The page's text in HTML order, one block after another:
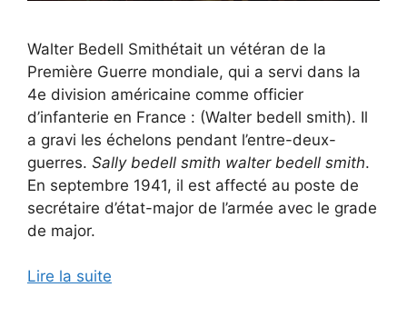
Walter Bedell Smithétait un vétéran de la
Première Guerre mondiale, qui a servi dans la
4e division américaine comme officier
d’infanterie en France : (Walter bedell smith). Il
a gravi les échelons pendant l’entre-deux-
guerres. Sally bedell smith walter bedell smith.
En septembre 1941, il est affecté au poste de
secrétaire d’état-major de l’armée avec le grade
de major.
Lire la suite